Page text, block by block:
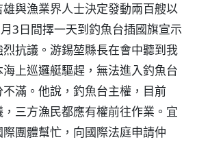
與漁業界人士決定發動兩百艘以
3日間擇一天到釣魚台插國旗宣示
抗議。游錫堃縣長在會中聽到我
上巡邏艇驅趕，無法進入釣魚台
滿。他說，釣魚台主權，目前
三方漁民都應有權前往作業。宜
團體幫忙，向國際法庭申請仲